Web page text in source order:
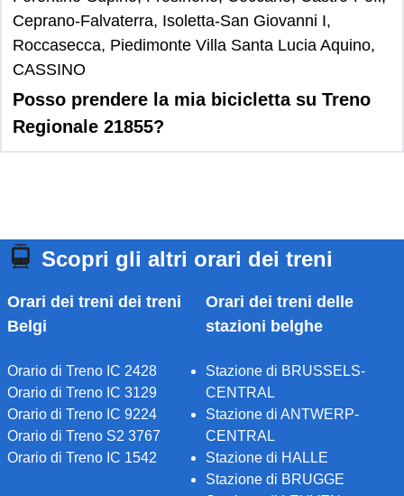
Ceprano-Falvaterra, Isoletta-San Giovanni I,
Roccasecca, Piedimonte Villa Santa Lucia Aquino,
CASSINO
Posso prendere la mia bicicletta su Treno
Regionale 21855?
Scopri gli altri orari dei treni
Orari dei treni dei treni
Belgi
Orario di Treno IC 2428
Orario di Treno IC 3129
Orario di Treno IC 9224
Orario di Treno S2 3767
Orario di Treno IC 1542
Orari dei treni delle
stazioni belghe
Stazione di BRUSSELS-
CENTRAL
Stazione di ANTWERP-
CENTRAL
Stazione di HALLE
Stazione di BRUGGE